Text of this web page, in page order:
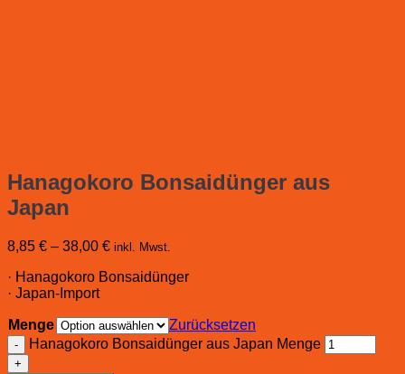
Hanagokoro Bonsaidünger aus
Japan
8,85 € – 38,00 € inkl. Mwst.
· Hanagokoro Bonsaidünger
· Japan-Import
Menge
Zurücksetzen
Hanagokoro Bonsaidünger aus Japan Menge